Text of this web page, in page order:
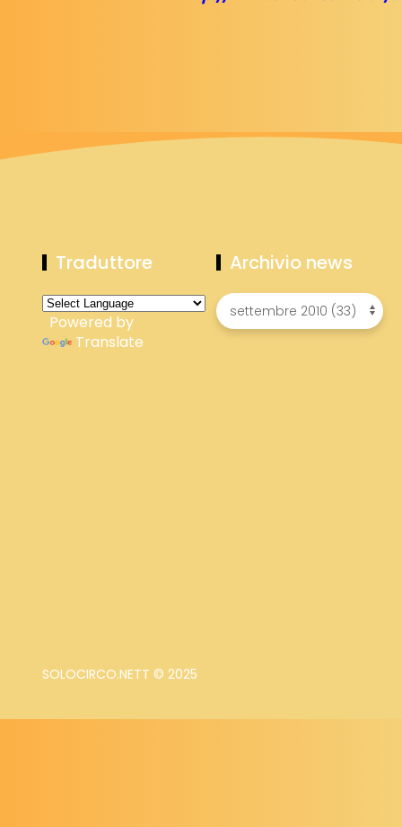
Traduttore
Powered by
Translate
Archivio news
SOLOCIRCO.NETT © 2025